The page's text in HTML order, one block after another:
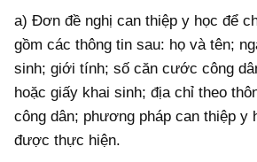
a) Đơn đề nghị can thiệp y học để
gồm các thông tin sau: họ và tên;
sinh; giới tính; số căn cước công
hoặc giấy khai sinh; địa chỉ theo
công dân; phương pháp can thiệp y
được thực hiện.